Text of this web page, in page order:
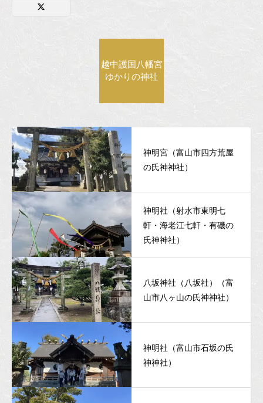
越中護国八幡宮
ゆかりの神社
神明宮（富山市四方荒屋
の氏神神社）
神明社（射水市東明七
軒・海老江七軒・有磯の
氏神神社）
八坂神社（八坂社）（富
山市八ヶ山の氏神神社）
神明社（富山市石坂の氏
神神社）